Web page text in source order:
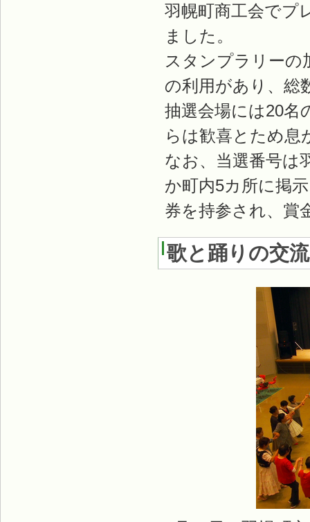
羽幌町商工会でプ
ました。
スタンプラリーの
の利用があり、総
抽選会場には20名
らは歓喜とため息
なお、当選番号は
か町内5カ所に掲
券を持参され、賞
歌と踊りの交